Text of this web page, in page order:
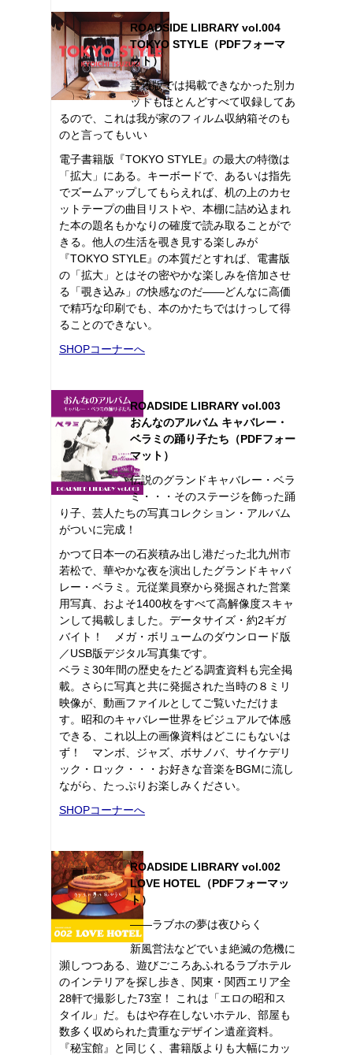
ROADSIDE LIBRARY vol.004
TOKYO STYLE（PDFフォーマ
ット）
書籍版では掲載できなかった別カ
ットもほとんどすべて収録してあ
るので、これは我が家のフィルム収納箱そのも
のと言ってもいい
電子書籍版『TOKYO STYLE』の最大の特徴は
「拡大」にある。キーボードで、あるいは指先
でズームアップしてもらえれば、机の上のカセ
ットテープの曲目リストや、本棚に詰め込まれ
た本の題名もかなりの確度で読み取ることがで
きる。他人の生活を覗き見する楽しみが
『TOKYO STYLE』の本質だとすれば、電書版
の「拡大」とはその密やかな楽しみを倍加させ
る「覗き込み」の快感なのだ――どんなに高価
で精巧な印刷でも、本のかたちではけっして得
ることのできない。
SHOPコーナーへ
ROADSIDE LIBRARY vol.003
おんなのアルバム キャバレー・
ベラミの踊り子たち（PDFフォー
マット）
伝説のグランドキャバレー・ベラ
ミ・・・そのステージを飾った踊
り子、芸人たちの写真コレクション・アルバム
がついに完成！
かつて日本一の石炭積み出し港だった北九州市
若松で、華やかな夜を演出したグランドキャバ
レー・ベラミ。元従業員寮から発掘された営業
用写真、およそ1400枚をすべて高解像度スキャ
ンして掲載しました。データサイズ・約2ギガ
バイト！ メガ・ボリュームのダウンロード版
／USB版デジタル写真集です。
ベラミ30年間の歴史をたどる調査資料も完全掲
載。さらに写真と共に発掘された当時の８ミリ
映像が、動画ファイルとしてご覧いただけま
す。昭和のキャバレー世界をビジュアルで体感
できる、これ以上の画像資料はどこにもないは
ず！ マンボ、ジャズ、ボサノバ、サイケデリ
ック・ロック・・・お好きな音楽をBGMに流し
ながら、たっぷりお楽しみください。
SHOPコーナーへ
ROADSIDE LIBRARY vol.002
LOVE HOTEL（PDFフォーマッ
ト）
――ラブホの夢は夜ひらく
新風営法などでいま絶滅の危機に
瀕しつつある、遊びごころあふれるラブホテル
のインテリアを探し歩き、関東・関西エリア全
28軒で撮影した73室！ これは「エロの昭和ス
タイル」だ。もはや存在しないホテル、部屋も
数多く収められた貴重なデザイン遺産資料。
『秘宝館』と同じく、書籍版よりも大幅にカッ